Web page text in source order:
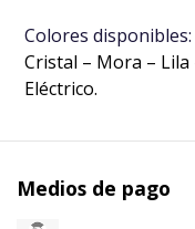
Colores disponibles:
Cristal – Mora – Lila
Eléctrico.
Medios de pago